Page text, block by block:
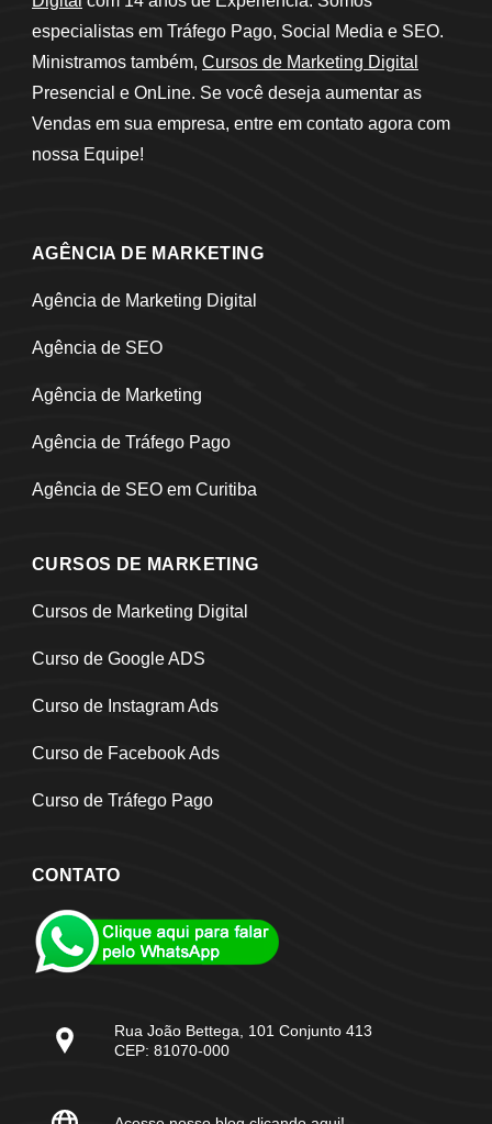
especialistas em Tráfego Pago, Social Media e SEO.
Ministramos também, Cursos de Marketing Digital
Presencial e OnLine. Se você deseja aumentar as
Vendas em sua empresa, entre em contato agora com
nossa Equipe!
AGÊNCIA DE MARKETING
Agência de Marketing Digital
Agência de SEO
Agência de Marketing
Agência de Tráfego Pago
Agência de SEO em Curitiba
CURSOS DE MARKETING
Cursos de Marketing Digital
Curso de Google ADS
Curso de Instagram Ads
Curso de Facebook Ads
Curso de Tráfego Pago
CONTATO
Rua João Bettega, 101 Conjunto 413
CEP: 81070-000